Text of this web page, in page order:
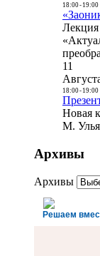
18:00- 19:00
11
18:00- 19:00
Новая
М.
Архивы
Архивы
Решаем